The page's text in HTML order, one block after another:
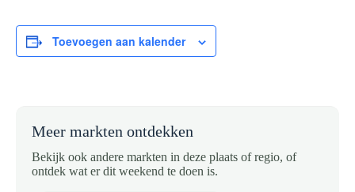
Toevoegen aan kalender
Meer markten ontdekken
Bekijk ook andere markten in deze plaats of regio, of
ontdek wat er dit weekend te doen is.